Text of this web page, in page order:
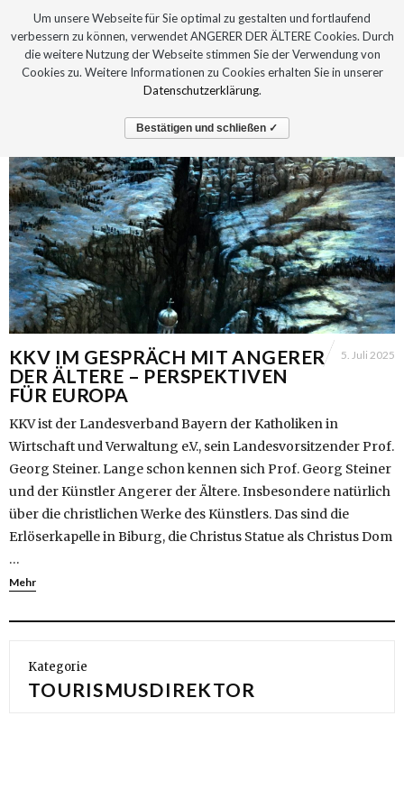
KKV IM GESPRÄCH MIT ANGERER
DER ÄLTERE – PERSPEKTIVEN
FÜR EUROPA
5. Juli 2025
KKV ist der Landesverband Bayern der Katholiken in
Wirtschaft und Verwaltung e.V., sein Landesvorsitzender Prof.
Georg Steiner. Lange schon kennen sich Prof. Georg Steiner
und der Künstler Angerer der Ältere. Insbesondere natürlich
über die christlichen Werke des Künstlers. Das sind die
Erlöserkapelle in Biburg, die Christus Statue als Christus Dom
…
Mehr
Kategorie
TOURISMUSDIREKTOR
Um unsere Webseite für Sie optimal zu gestalten und fortlaufend
verbessern zu können, verwendet ANGERER DER ÄLTERE Cookies. Durch
die weitere Nutzung der Webseite stimmen Sie der Verwendung von
Cookies zu. Weitere Informationen zu Cookies erhalten Sie in unserer
Datenschutzerklärung.
Bestätigen und schließen ✓